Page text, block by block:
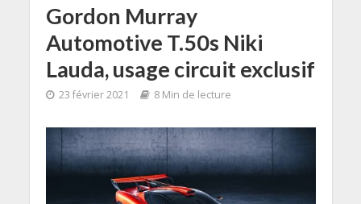
Gordon Murray
Automotive T.50s Niki
Lauda, usage circuit exclusif
23 février 2021 8 Min de lecture